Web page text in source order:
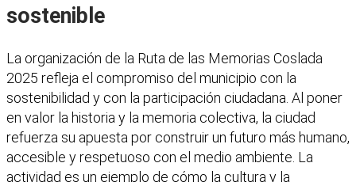
sostenible
La organización de la Ruta de las Memorias Coslada
2025 refleja el compromiso del municipio con la
sostenibilidad y con la participación ciudadana. Al poner
en valor la historia y la memoria colectiva, la ciudad
refuerza su apuesta por construir un futuro más humano,
accesible y respetuoso con el medio ambiente. La
actividad es un ejemplo de cómo la cultura y la